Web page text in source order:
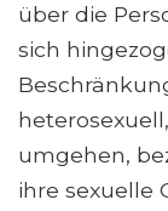
über die
sich
umgehen,
ihre sexuelle